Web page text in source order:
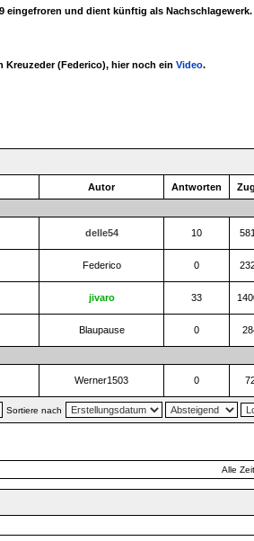
eingefroren und dient künftig als Nachschlagewerk.
(Federico), hier noch ein Video.
Autor Antworten
delle54 10
Federico 0
jivaro 33
Blaupause 0
Werner1503 0
Sortiere nach
Alle